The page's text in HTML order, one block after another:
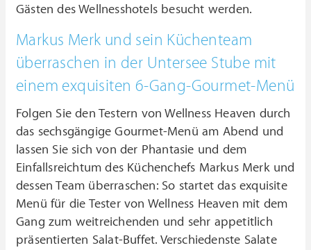
Gästen des Wellnesshotels besucht werden.
Markus Merk und sein Küchenteam
überraschen in der Untersee Stube mit
einem exquisiten 6-Gang-Gourmet-Menü
Folgen Sie den Testern von Wellness Heaven durch
das sechsgängige Gourmet-Menü am Abend und
lassen Sie sich von der Phantasie und dem
Einfallsreichtum des Küchenchefs Markus Merk und
dessen Team überraschen: So startet das exquisite
Menü für die Tester von Wellness Heaven mit dem
Gang zum weitreichenden und sehr appetitlich
präsentierten Salat-Buffet. Verschiedenste Salate